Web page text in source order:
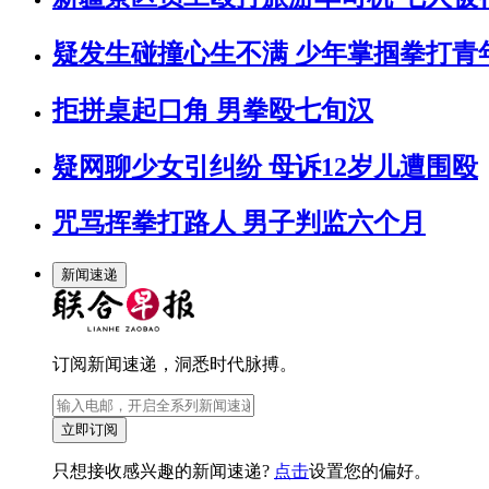
疑发生碰撞心生不满 少年掌掴拳打青
拒拼桌起口角 男拳殴七旬汉
疑网聊少女引纠纷 母诉12岁儿遭围殴
咒骂挥拳打路人 男子判监六个月
新闻速递
订阅新闻速递，洞悉时代脉搏。
立即订阅
只想接收感兴趣的新闻速递? 点击设置您的偏好。